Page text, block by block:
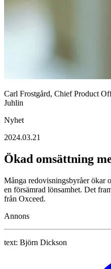
Carl Frostgård, Chief Product
Juhlin
Nyhet
2024.03.21
Ökad omsättning
Många redovisningsbyråer ökar
en försämrad lönsamhet. Det
från Oxceed.
Annons
text: Björn Dickson